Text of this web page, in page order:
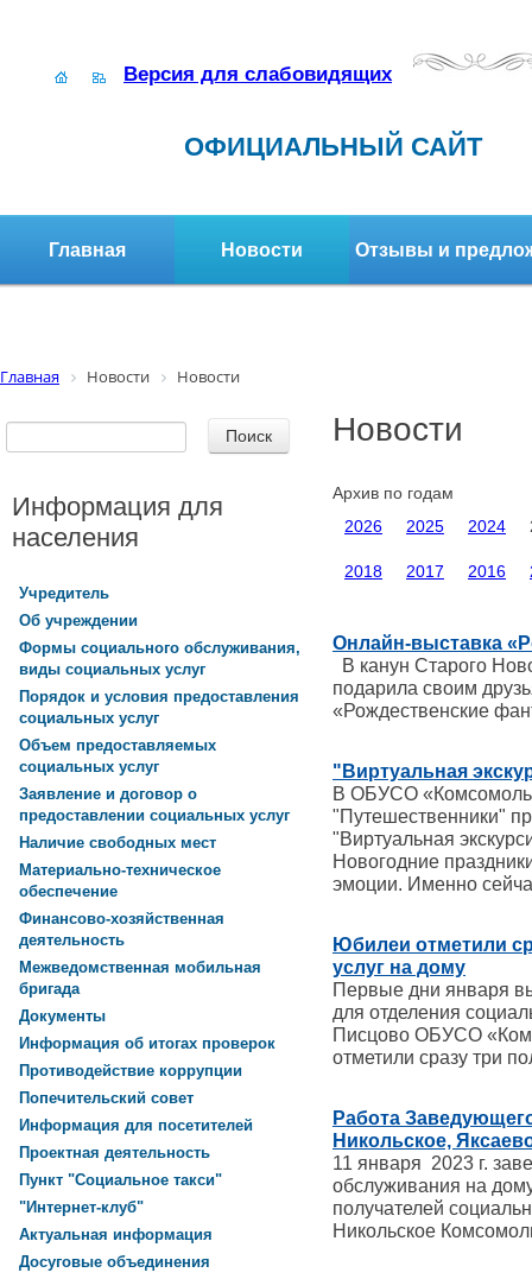
Версия для слабовидящих
ОФИЦИАЛЬНЫЙ САЙТ
Главная Новости Отзывы и
Главная Новости Новости
Новости
Архив по годам
2026
2025 2024
2018 2017 2016
Онлайн-выставка
В канун Старого
подарила своим
«Рождественские
"Виртуальная
В ОБУСО
"Путешественники"
"Виртуальная
Новогодние
эмоции. Именно
Юбилеи отметили
услуг на дому
Первые дни января
для отделения
Писцово ОБУСО
отметили сразу три
Работа
Никольское,
11 января 2023 г.
обслуживания на
получателей
Никольское
Информация для
населения
Учредитель
Об учреждении
Формы социального обслуживания,
виды социальных услуг
Порядок и условия предоставления
социальных услуг
Объем предоставляемых
социальных услуг
Заявление и договор о
предоставлении социальных услуг
Наличие свободных мест
Материально-техническое
обеспечение
Финансово-хозяйственная
деятельность
Межведомственная мобильная
бригада
Документы
Информация об итогах проверок
Противодействие коррупции
Попечительский совет
Информация для посетителей
Проектная деятельность
Пункт "Социальное такси"
"Интернет-клуб"
Актуальная информация
Досуговые объединения